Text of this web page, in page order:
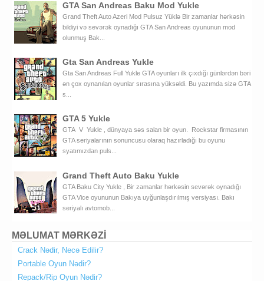
GTA San Andreas Baku Mod Yukle
Grand Theft Auto Azeri Mod Pulsuz Yüklə Bir zamanlar hərkəsin
bildiyi və sevərək oynadığı GTA San Andreas oyununun mod
olunmuş Bak...
Gta San Andreas Yukle
Gta San Andreas Full Yukle GTA oyunları ilk çıxdığı günlərdən bəri
ən çox oynanılan oyunlar sırasına yüksəldi. Bu yazımda sizə GTA
s...
GTA 5 Yukle
GTA V Yukle , dünyaya səs salan bir oyun. Rockstar firmasının
GTA seriyalarının sonuncusu olaraq hazırladığı bu oyunu
syatımızdan puls...
Grand Theft Auto Baku Yukle
GTA Baku City Yukle , Bir zamanlar hərkəsin sevərək oynadığı
GTA Vice oyununun Bakıya uyğunlaşdırılmış versiyası. Bakı
seriyalı avtomob...
MƏLUMAT MƏRKƏZİ
Crack Nədir, Necə Edilir?
Portable Oyun Nədir?
Repack/Rip Oyun Nədir?